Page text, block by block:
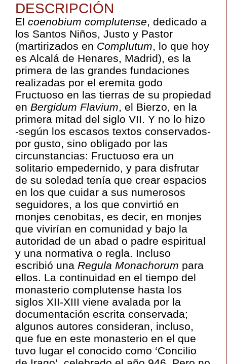
DESCRIPCIÓN
El coenobium complutense, dedicado a
los Santos Niños, Justo y Pastor
(martirizados en Complutum, lo que hoy
es Alcalá de Henares, Madrid), es la
primera de las grandes fundaciones
realizadas por el eremita godo
Fructuoso en las tierras de su propiedad
en Bergidum Flavium, el Bierzo, en la
primera mitad del siglo VII. Y no lo hizo
-según los escasos textos conservados-
por gusto, sino obligado por las
circunstancias: Fructuoso era un
solitario empedernido, y para disfrutar
de su soledad tenía que crear espacios
en los que cuidar a sus numerosos
seguidores, a los que convirtió en
monjes cenobitas, es decir, en monjes
que vivirían en comunidad y bajo la
autoridad de un abad o padre espiritual
y una normativa o regla. Incluso
escribió una Regula Monachorum para
ellos. La continuidad en el tiempo del
monasterio complutense hasta los
siglos XII-XIII viene avalada por la
documentación escrita conservada;
algunos autores consideran, incluso,
que fue en este monasterio en el que
tuvo lugar el conocido como ‘Concilio